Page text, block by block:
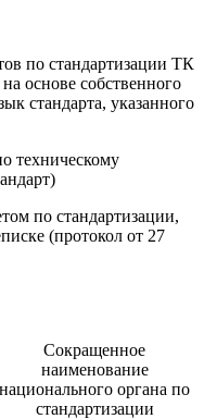
по стандартизации ТК
основе собственного
стандарта, указанного
техническому
по стандартизации,
(протокол от 27
Сокращенное
наименование
национального органа по
стандартизации